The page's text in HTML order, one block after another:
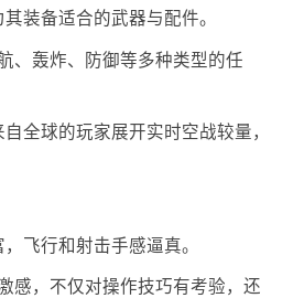
装备适合的武器与配件。
、轰炸、防御等多种类型的任
全球的玩家展开实时空战较量，
飞行和射击手感逼真。
感，不仅对操作技巧有考验，还